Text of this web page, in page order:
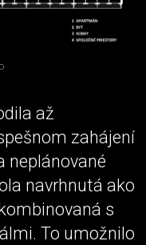
až
zahájení
neplánované
navrhnutá ako
s
To umožnilo